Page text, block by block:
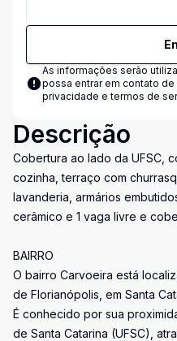
As informações serão
possa entrar em contato de
privacidade e termos de
Descrição
Cobertura ao lado da UFSC,
cozinha, terraço com
lavanderia, armários
cerâmico e 1 vaga livre e
BAIRRO
O bairro Carvoeira está
de Florianópolis, em Santa
É conhecido por sua
de Santa Catarina (UFSC),